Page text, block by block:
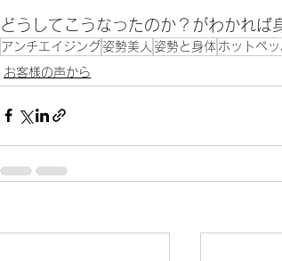
どうしてこうなったのか？がわかれば
アンチエイジング 姿勢美人 姿勢と身体 ホットペ
お客様の声から